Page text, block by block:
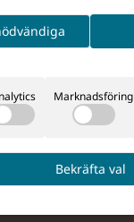
vi stängt.Marknadsföring
Bekräfta val